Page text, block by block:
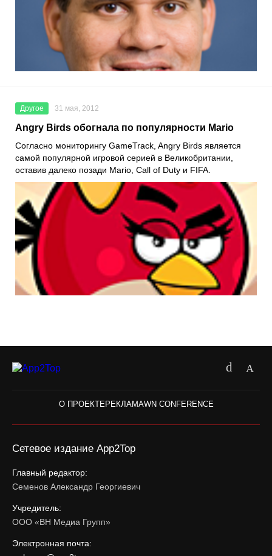
Другое 31 мая, 2012
Angry Birds обогнала по популярности Mario
Согласно мониторингу GameTrack, Angry Birds является
самой популярной игровой серией в Великобритании,
оставив далеко позади Mario, Call of Duty и FIFA.
О ПРОЕКТЕРЕКЛАМАWN CONFERENCE
Сетевое издание App2Top
Главный редактор:
Семенов Александр Георгиевич
Учредитель:
ООО «ВН Медиа Групп»
Электронная почта: